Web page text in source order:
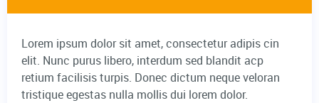
Lorem ipsum dolor sit amet, consectetur adipis cin
elit. Nunc purus libero, interdum sed blandit acp
retium facilisis turpis. Donec dictum neque veloran
tristique egestas nulla mollis dui lorem dolor.